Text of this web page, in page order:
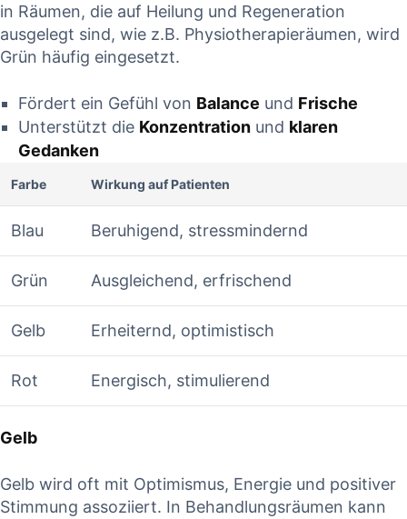
in Räumen, die auf Heilung und Regeneration
ausgelegt sind, wie z.B. Physiotherapieräumen, wird
Grün häufig eingesetzt.
Fördert ein Gefühl von Balance und Frische
Unterstützt die Konzentration und klaren
Gedanken
Farbe Wirkung auf Patienten
Blau Beruhigend, stressmindernd
Grün Ausgleichend, erfrischend
Gelb Erheiternd, optimistisch
Rot Energisch, stimulierend
Gelb
Gelb wird oft mit Optimismus, Energie und positiver
Stimmung assoziiert. In Behandlungsräumen kann